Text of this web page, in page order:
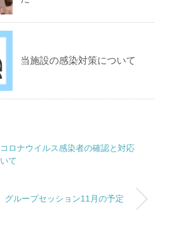
当施設の感染対策について
ロナウイルス感染者の確認と対応
て
グループセッション11月の予定